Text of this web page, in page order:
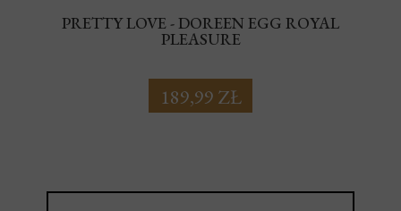
PRETTY LOVE - DOREEN EGG ROYAL
PLEASURE
189,99 ZŁ